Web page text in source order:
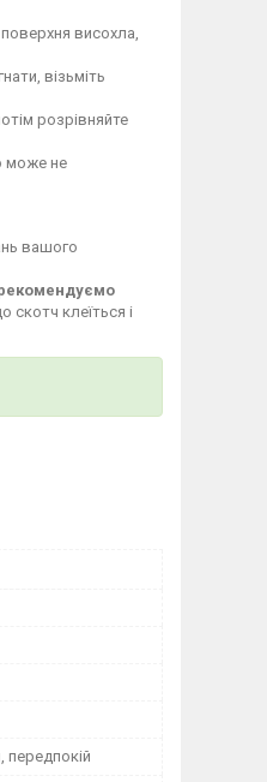
висохла,
візьміть
розрівняйте
може не
вашого
клеїться і
передпокій